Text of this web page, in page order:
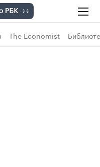
The Economist